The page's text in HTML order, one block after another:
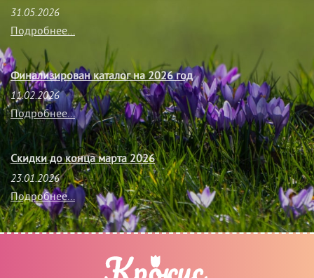
31.05.2026
Подробнее...
Финализирован каталог на 2026 год
11.02.2026
Подробнее...
Скидки до конца марта 2026
23.01.2026
Подробнее...